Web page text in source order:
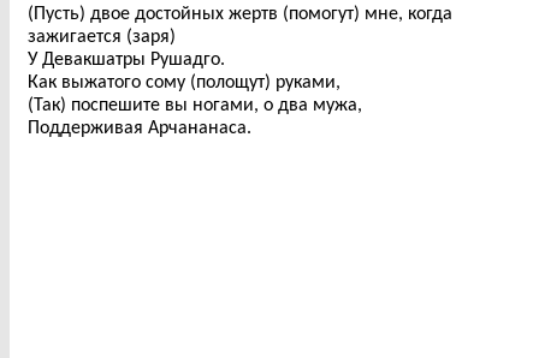
(Пусть) двое достойных жертв (помогут) мне, когда
зажигается (заря)
У Девакшатры Рушадго.
Как выжатого сому (полощут) руками,
(Так) поспешите вы ногами, о два мужа,
Поддерживая Арчананаса.